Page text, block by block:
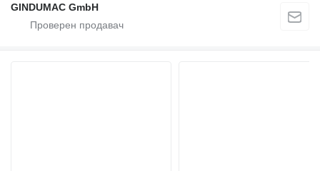
GINDUMAC GmbH